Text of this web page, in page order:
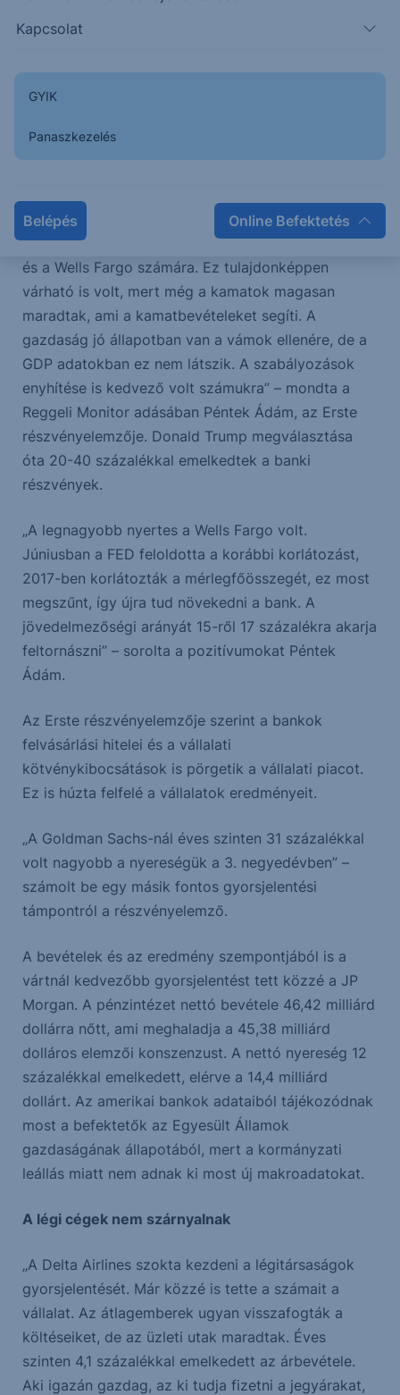
Kapcsolat
GYIK
Panaszkezelés
Belépés Online Befektetés
eredményeket közölt: adózott nyeresége 5,6
milliárd dollárra nőtt az egy évvel korábbi 5,1
70 cent lett. A bank bevétele 21,4 milliárd dollárra
emelkedett, miközben a hitelezési veszteségekre
értékben vásárolt vissza saját részvényeket.
„Jól sikerült a Goldman Sachs, a JP Morgan, a Citi
és a Wells Fargo számára. Ez tulajdonképpen
várható is volt, mert még a kamatok magasan
maradtak, ami a kamatbevételeket segíti. A
gazdaság jó állapotban van a vámok ellenére, de a
GDP adatokban ez nem látszik. A szabályozások
enyhítése is kedvező volt számukra” – mondta a
Reggeli Monitor adásában Péntek Ádám, az Erste
részvényelemzője. Donald Trump megválasztása
óta 20-40 százalékkal emelkedtek a banki
részvények.
„A legnagyobb nyertes a Wells Fargo volt.
Júniusban a FED feloldotta a korábbi korlátozást,
2017-ben korlátozták a mérlegfőösszegét, ez most
megszűnt, így újra tud növekedni a bank. A
jövedelmezőségi arányát 15-ről 17 százalékra akarja
feltornászni” – sorolta a pozitívumokat Péntek
Ádám.
Az Erste részvényelemzője szerint a bankok
felvásárlási hitelei és a vállalati
kötvénykibocsátások is pörgetik a vállalati piacot.
Ez is húzta felfelé a vállalatok eredményeit.
„A Goldman Sachs-nál éves szinten 31 százalékkal
volt nagyobb a nyereségük a 3. negyedévben” –
számolt be egy másik fontos gyorsjelentési
támpontról a részvényelemző.
A bevételek és az eredmény szempontjából is a
vártnál kedvezőbb gyorsjelentést tett közzé a JP
Morgan. A pénzintézet nettó bevétele 46,42 milliárd
dollárra nőtt, ami meghaladja a 45,38 milliárd
dolláros elemzői konszenzust. A nettó nyereség 12
százalékkal emelkedett, elérve a 14,4 milliárd
dollárt. Az amerikai bankok adataiból tájékozódnak
most a befektetők az Egyesült Államok
gazdaságának állapotából, mert a kormányzati
leállás miatt nem adnak ki most új makroadatokat.
A légi cégek nem szárnyalnak
„A Delta Airlines szokta kezdeni a légitársaságok
gyorsjelentését. Már közzé is tette a számait a
vállalat. Az átlagemberek ugyan visszafogták a
költéseiket, de az üzleti utak maradtak. Éves
szinten 4,1 százalékkal emelkedett az árbevétele.
Aki igazán gazdag, az ki tudja fizetni a jegyárakat,